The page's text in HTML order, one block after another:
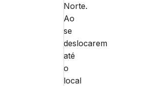
Norte.
Ao
se
deslocarem
até
o
local